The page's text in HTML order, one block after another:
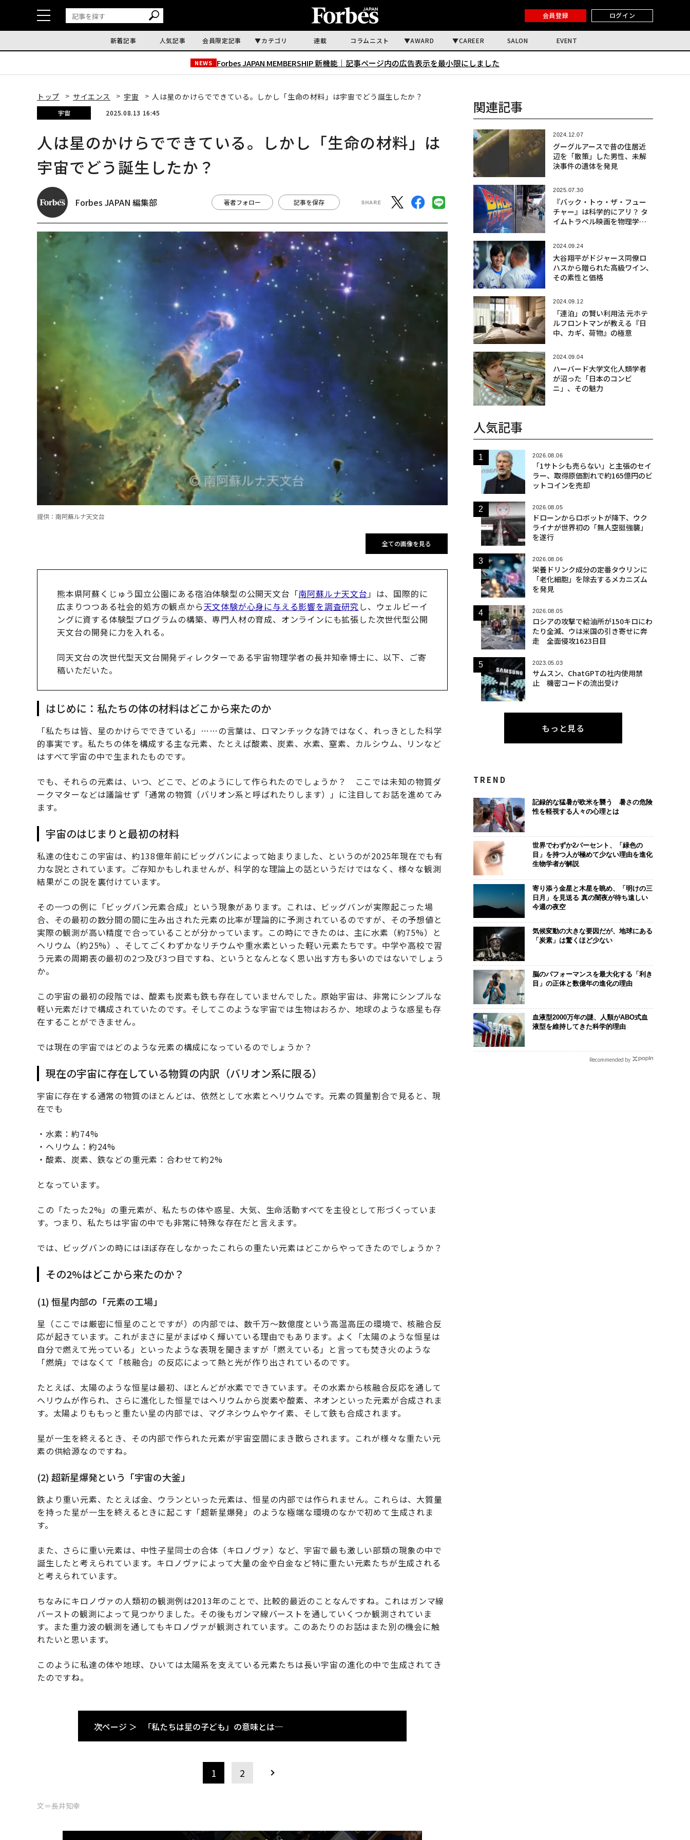
会員登録 ログイン
新着記事 人気記事 会員限定記事 カテゴリ 連載 コラムニスト AWARD CAREER SALON EVENT
NEWS Forbes JAPAN MEMBERSHIP 新機能｜ 記事ページ内の広告表示を最小限にしました
トップ サイエンス 宇宙 人は星のかけらでできている。しかし「生命の材料」は宇宙でどう誕生したか？
宇宙 2025.08.13 16:45
人は星のかけらでできている。しかし「生命の材料」は
宇宙でどう誕生したか？
Forbes JAPAN 編集部 著者フォロー 記事を保存
提供：南阿蘇ルナ天文台
全ての画像を見る
熊本県阿蘇くじゅう国立公園にある宿泊体験型の公開天文台「南阿蘇ルナ天文台」は、国際的に
広まりつつある社会的処方の観点から天文体験が心身に与える影響を調査研究 し、ウェルビーイ
ングに資する体験型プログラムの構築、専門人材の育成、オンラインにも拡張した次世代型公開
天文台の開発に力を入れる。
同天文台の次世代型天文台開発ディレクターである宇宙物理学者の長井知幸博士に、以下、ご寄
稿いただいた。
はじめに：私たちの体の材料はどこから来たのか
「私たちは皆、星のかけらでできている」……の言葉は、ロマンチックな詩ではなく、れっきとした科学
的事実です。私たちの体を構成する主な元素、たとえば酸素、炭素、水素、窒素、カルシウム、リンなど
はすべて宇宙の中で生まれたものです。
でも、それらの元素は、いつ、どこで、どのようにして作られたのでしょうか？ ここでは未知の物質ダ
ークマターなどは議論せず「通常の物質（バリオン系と呼ばれたりします）」に注目してお話を進めてみ
ます。
宇宙のはじまりと最初の材料
私達の住むこの宇宙は、約138億年前にビッグバンによって始まりました、というのが2025年現在でも有
力な説とされています。ご存知かもしれませんが、科学的な理論上の話というだけではなく、様々な観測
結果がこの説を裏付けています。
その一つの例に「ビッグバン元素合成」という現象があります。これは、ビッグバンが実際起こった場
合、その最初の数分間の間に生み出された元素の比率が理論的に予測されているのですが、その予想値と
実際の観測が高い精度で合っていることが分かっています。この時にできたのは、主に水素（約75%）と
ヘリウム（約25%）、そしてごくわずかなリチウムや重水素といった軽い元素たちです。中学や高校で習
う元素の周期表の最初の2つ及び3つ目ですね、というとなんとなく思い出す方も多いのではないでしょう
か。
この宇宙の最初の段階では、酸素も炭素も鉄も存在していませんでした。原始宇宙は、非常にシンプルな
軽い元素だけで構成されていたのです。そしてこのような宇宙では生物はおろか、地球のような惑星も存
在することができません。
では現在の宇宙ではどのような元素の構成になっているのでしょうか？
現在の宇宙に存在している物質の内訳（バリオン系に限る）
宇宙に存在する通常の物質のほとんどは、依然として水素とヘリウムです。元素の質量割合で見ると、現
在でも
・水素：約74%
・ヘリウム：約24%
・酸素、炭素、鉄などの重元素：合わせて約2%
となっています。
この「たった2%」の重元素が、私たちの体や惑星、大気、生命活動すべてを主役として形づくっていま
す。つまり、私たちは宇宙の中でも非常に特殊な存在だと言えます。
では、ビッグバンの時にはほぼ存在しなかったこれらの重たい元素はどこからやってきたのでしょうか？
その2%はどこから来たのか？
(1) 恒星内部の「元素の工場」
星（ここでは厳密に恒星のことですが）の内部では、数千万〜数億度という高温高圧の環境で、核融合反
応が起きています。これがまさに星がまばゆく輝いている理由でもあります。よく「太陽のような恒星は
自分で燃えて光っている」といったような表現を聞きますが「燃えている」と言っても焚き火のような
「燃焼」ではなくて「核融合」の反応によって熱と光が作り出されているのです。
たとえば、太陽のような恒星は最初、ほとんどが水素でできています。その水素から核融合反応を通して
ヘリウムが作られ、さらに進化した恒星ではヘリウムから炭素や酸素、ネオンといった元素が合成されま
す。太陽よりももっと重たい星の内部では、マグネシウムやケイ素、そして鉄も合成されます。
星が一生を終えるとき、その内部で作られた元素が宇宙空間にまき散らされます。これが様々な重たい元
素の供給源なのですね。
(2) 超新星爆発という「宇宙の大釜」
鉄より重い元素、たとえば金、ウランといった元素は、恒星の内部では作られません。これらは、大質量
を持った星が一生を終えるときに起こす「超新星爆発」のような極端な環境のなかで初めて生成されま
す。
また、さらに重い元素は、中性子星同士の合体（キロノヴァ）など、宇宙で最も激しい部類の現象の中で
誕生したと考えられています。キロノヴァによって大量の金や白金など特に重たい元素たちが生成される
と考えられています。
ちなみにキロノヴァの人類初の観測例は2013年のことで、比較的最近のことなんですね。これはガンマ線
バーストの観測によって見つかりました。その後もガンマ線バーストを通していくつか観測されていま
す。また重力波の観測を通してもキロノヴァが観測されています。このあたりのお話はまた別の機会に触
れたいと思います。
このように私達の体や地球、ひいては太陽系を支えている元素たちは長い宇宙の進化の中で生成されてき
たのですね。
次ページ ＞ 「私たちは星の子ども」の意味とは─
1 2
文＝長井知幸
関連記事
2024.12.07
グーグルアースで昔の住居近
辺を「散策」した男性、未解
決事件の遺体を発見
2025.07.30
『バック・トゥ・ザ・フュー
チャー』は科学的にアリ？ タ
イムトラベル映画を物理学で
2024.09.24
大谷翔平がドジャース同僚ロ
ハスから贈られた高級ワイン、
その素性と価格
2024.09.12
「連泊」の賢い利用法 元ホテ
ルフロントマンが教える『日
中、カギ、荷物』の極意
2024.09.04
ハーバード大学文化人類学者
が沼った「日本のコンビ
ニ」、その魅力
人気記事
2026.08.06
「1サトシも売らない」と主張のセイ
ラー、取得原価割れで約165億円のビ
ットコインを売却
2026.08.05
ドローンからロボットが降下、ウク
ライナが世界初の「無人空挺強襲」
を遂行
2026.08.06
栄養ドリンク成分の定番タウリンに
「老化細胞」を除去するメカニズム
を発見
2026.08.05
ロシアの攻撃で給油所が150キロにわ
たり全滅、ウは米国の引き寄せに奔
走 全面侵攻1623日目
2023.05.03
サムスン、ChatGPTの社内使用禁
止 機密コードの流出受け
もっと見る
TREND
記録的な猛暑が欧米を襲う 暑さの危険
性を軽視する人々の心理とは
世界でわずか2パーセント、「緑色の
目」を持つ人が極めて少ない理由を進化
生物学者が解説
寄り添う金星と木星を眺め、「明けの三
日月」を見送る 真の闇夜が待ち遠しい
今週の夜空
気候変動の大きな要因だが、地球にある
「炭素」は驚くほど少ない
脳のパフォーマンスを最大化する「利き
目」の正体と数億年の進化の理由
血液型2000万年の謎、人類がABO式血
液型を維持してきた科学的理由
Recommended by